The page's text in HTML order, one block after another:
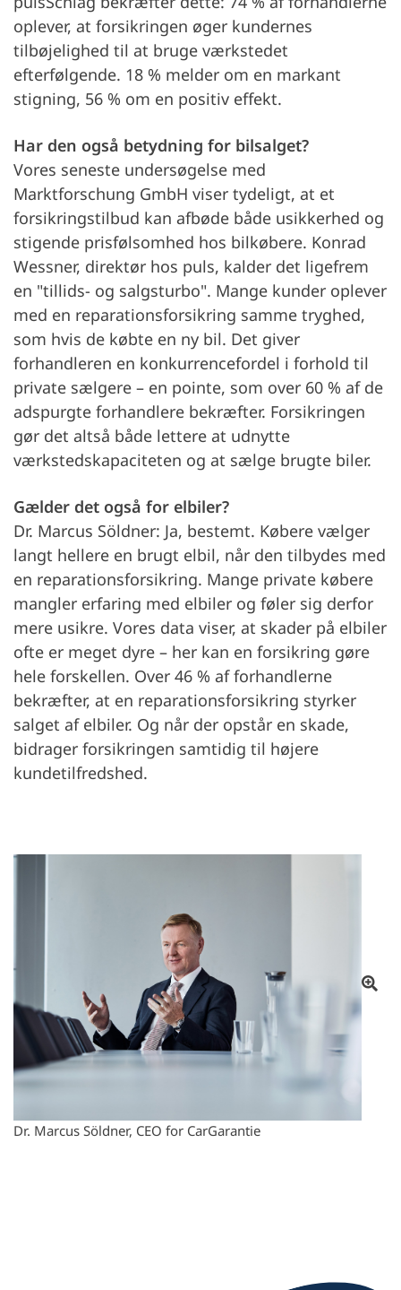
oplever, at forsikringen øger kundernes
tilbøjelighed til at bruge værkstedet
efterfølgende. 18 % melder om en markant
stigning, 56 % om en positiv effekt.
Har den også betydning for bilsalget?
Vores seneste undersøgelse med
Marktforschung GmbH viser tydeligt, at et
forsikringstilbud kan afbøde både usikkerhed og
stigende prisfølsomhed hos bilkøbere. Konrad
Wessner, direktør hos puls, kalder det ligefrem
en "tillids- og salgsturbo". Mange kunder oplever
med en reparationsforsikring samme tryghed,
som hvis de købte en ny bil. Det giver
forhandleren en konkurrencefordel i forhold til
private sælgere – en pointe, som over 60 % af de
adspurgte forhandlere bekræfter. Forsikringen
gør det altså både lettere at udnytte
værkstedskapaciteten og at sælge brugte biler.
Gælder det også for elbiler?
Dr. Marcus Söldner: Ja, bestemt. Købere vælger
langt hellere en brugt elbil, når den tilbydes med
en reparationsforsikring. Mange private købere
mangler erfaring med elbiler og føler sig derfor
mere usikre. Vores data viser, at skader på elbiler
ofte er meget dyre – her kan en forsikring gøre
hele forskellen. Over 46 % af forhandlerne
bekræfter, at en reparationsforsikring styrker
salget af elbiler. Og når der opstår en skade,
bidrager forsikringen samtidig til højere
kundetilfredshed.
Dr. Marcus Söldner, CEO for CarGarantie